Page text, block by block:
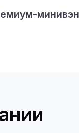
минивэн